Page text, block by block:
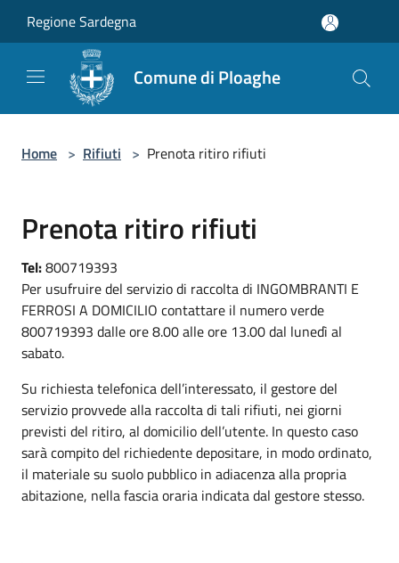
Regione Sardegna
Comune di Ploaghe
Home > Rifiuti > Prenota ritiro rifiuti
Prenota ritiro rifiuti
Tel:800719393
Per usufruire del servizio di raccolta di INGOMBRANTI E
FERROSI A DOMICILIO contattare il numero verde
800719393 dalle ore 8.00 alle ore 13.00 dal lunedì al
sabato.
Su richiesta telefonica dell’interessato, il gestore del
servizio provvede alla raccolta di tali rifiuti, nei giorni
previsti del ritiro, al domicilio dell’utente. In questo caso
sarà compito del richiedente depositare, in modo ordinato,
il materiale su suolo pubblico in adiacenza alla propria
abitazione, nella fascia oraria indicata dal gestore stesso.